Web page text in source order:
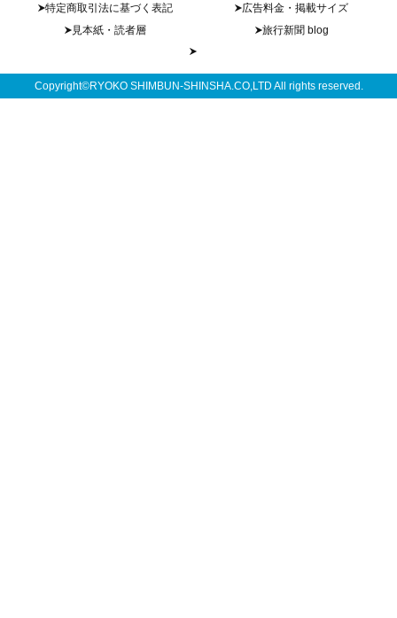
特定商取引法に基づく表記
広告料金・掲載サイズ
見本紙・読者層
旅行新聞 blog
Copyright©RYOKO SHIMBUN-SHINSHA.CO,LTD All rights reserved.